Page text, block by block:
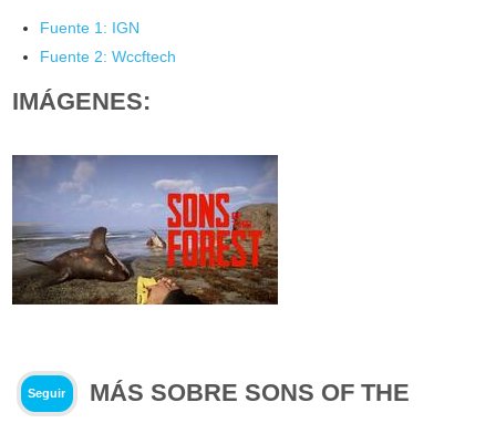
Fuente 1: IGN
Fuente 2: Wccftech
IMÁGENES:
Seguir
MÁS SOBRE SONS OF THE